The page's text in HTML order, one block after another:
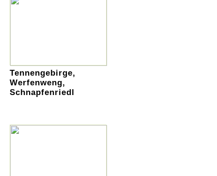
Tennengebirge,
Werfenweng,
Schnapfenriedl